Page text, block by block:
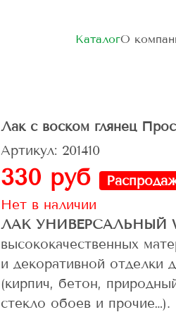
КаталогО
Лак с воском глянец
Артикул: 201410
330 руб
Нет в наличии
ЛАК УНИВЕРСАЛЬНЫЙ
высококачественных
и декоративной отделки
(кирпич, бетон,
стекло обоев и прочие…).